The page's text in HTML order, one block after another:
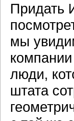
Придать
мы
люди,
штата